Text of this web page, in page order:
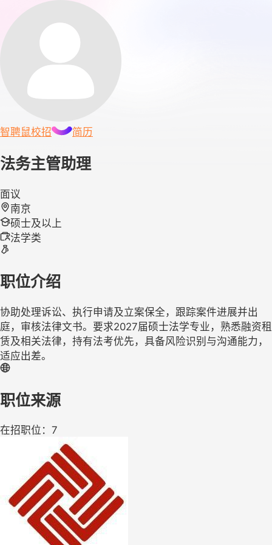
智聘鼠校招 简历
法务主管助理
面议
南京
硕士及以上
法学类
职位介绍
协助处理诉讼、执行申请及立案保全，跟踪案件进展并出
庭，审核法律文书。要求2027届硕士法学专业，熟悉融资租
赁及相关法律，持有法考优先，具备风险识别与沟通能力，
适应出差。
职位来源
在招职位：7